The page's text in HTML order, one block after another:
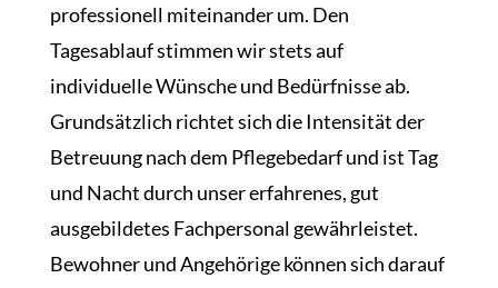
professionell miteinander um. Den
Tagesablauf stimmen wir stets auf
individuelle Wünsche und Bedürfnisse ab.
Grundsätzlich richtet sich die Intensität der
Betreuung nach dem Pflegebedarf und ist Tag
und Nacht durch unser erfahrenes, gut
ausgebildetes Fachpersonal gewährleistet.
Bewohner und Angehörige können sich darauf